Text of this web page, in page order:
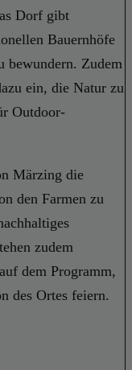
Dorf gibt
Bauernhöfe
bewundern. Zudem
ein, die Natur zu
Outdoor-
Märzing die
den Farmen zu
zudem
dem Programm,
des Ortes feiern.